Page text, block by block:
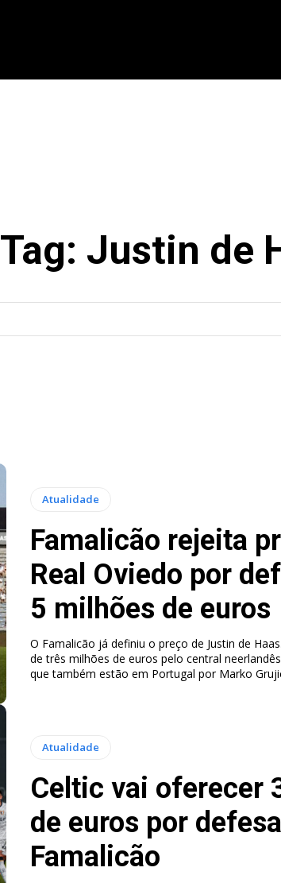
Tag: Justin de
Atualidade
Famalicão rejeita
Real Oviedo por
5 milhões de euros
O Famalicão já definiu o preço de Justin de
de três milhões de euros pelo central
que também estão em Portugal por Marko
Atualidade
Celtic vai oferecer
de euros por
Famalicão